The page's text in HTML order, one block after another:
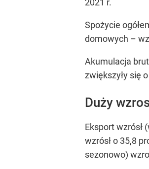
2021 r.
Spożycie
domowych –
Akumulacja
zwiększyły się
Duży
Eksport wzrósł
wzrósł o 35,8
sezonowo)